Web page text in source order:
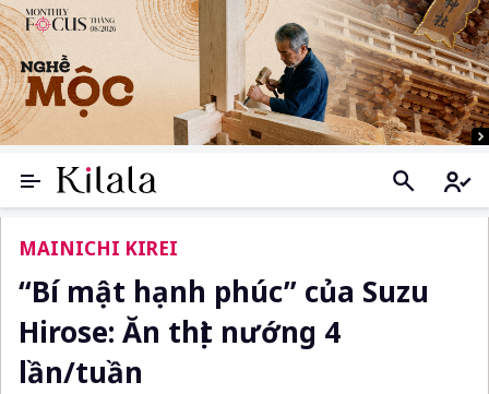
MAINICHI KIREI
“Bí mật hạnh phúc” của Suzu
Hirose: Ăn thịt nướng 4
lần/tuần